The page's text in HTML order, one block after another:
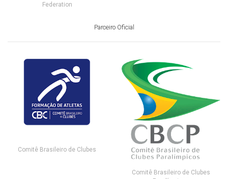
Federation
Parceiro Oficial
Comitê Brasileiro de Clubes
Comitê Brasileiro de Clubes